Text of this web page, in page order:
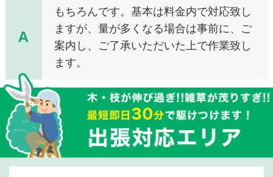
A
もちろんです。基本は料金内で対応致し
ますが、量が多くなる場合は事前に、ご
案内し、ご了承いただいた上で作業致し
ます。